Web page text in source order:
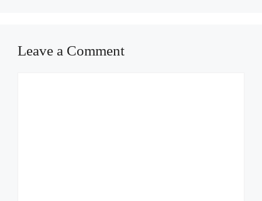
Leave a Comment